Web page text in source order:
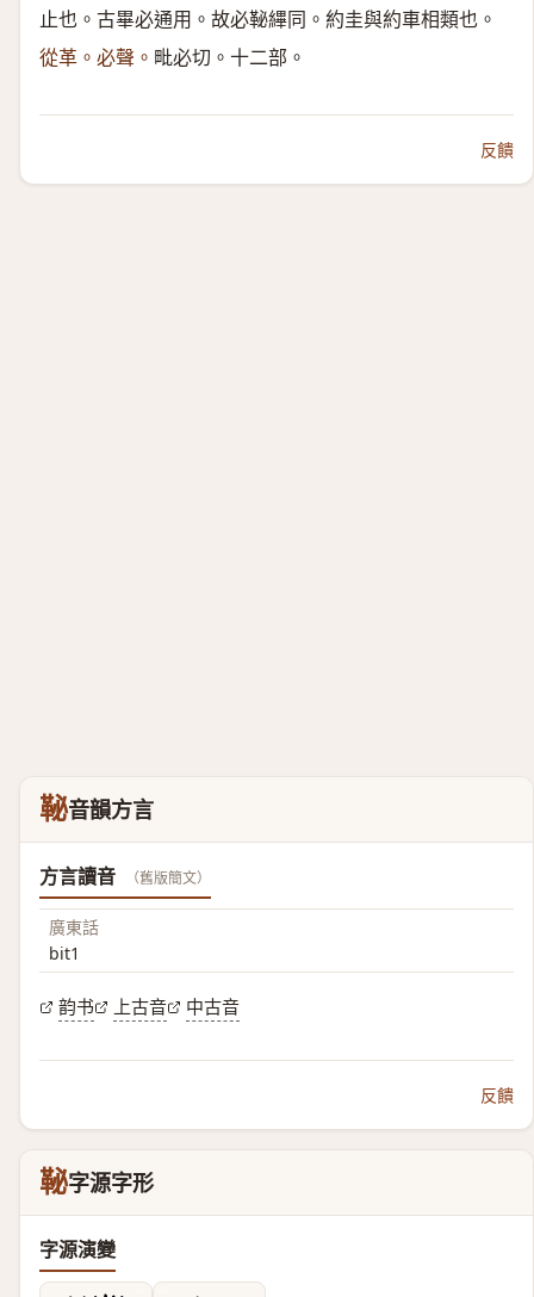
止也。古畢必通用。故必䩛縪同。約圭與約車相類也。
從革。必聲。 毗必切。十二部。
反饋
䩛音韻方言
方言讀音 （舊版簡文）
廣東話
bit1
韵书 上古音 中古音
反饋
䩛字源字形
字源演變